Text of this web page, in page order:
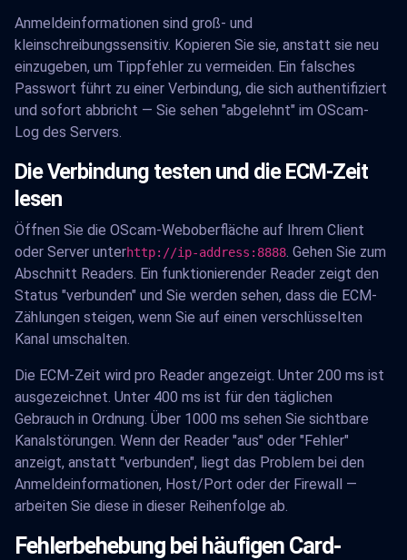
Anmeldeinformationen sind groß- und
kleinschreibungssensitiv. Kopieren Sie sie, anstatt sie neu
einzugeben, um Tippfehler zu vermeiden. Ein falsches
Passwort führt zu einer Verbindung, die sich authentifiziert
und sofort abbricht — Sie sehen "abgelehnt" im OScam-
Log des Servers.
Die Verbindung testen und die ECM-Zeit
lesen
Öffnen Sie die OScam-Weboberfläche auf Ihrem Client
oder Server unterhttp://ip-address:8888. Gehen Sie zum
Abschnitt Readers. Ein funktionierender Reader zeigt den
Status "verbunden" und Sie werden sehen, dass die ECM-
Zählungen steigen, wenn Sie auf einen verschlüsselten
Kanal umschalten.
Die ECM-Zeit wird pro Reader angezeigt. Unter 200 ms ist
ausgezeichnet. Unter 400 ms ist für den täglichen
Gebrauch in Ordnung. Über 1000 ms sehen Sie sichtbare
Kanalstörungen. Wenn der Reader "aus" oder "Fehler"
anzeigt, anstatt "verbunden", liegt das Problem bei den
Anmeldeinformationen, Host/Port oder der Firewall —
arbeiten Sie diese in dieser Reihenfolge ab.
Fehlerbehebung bei häufigen Card-